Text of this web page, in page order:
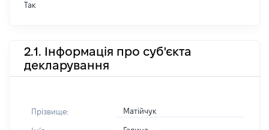
Так
2.1. Інформація про суб'єкта
декларування
Прізвище: Матійчук